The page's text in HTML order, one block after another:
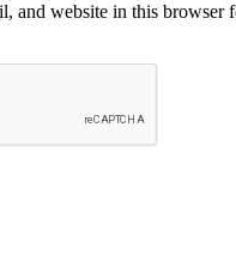
and website in this browser